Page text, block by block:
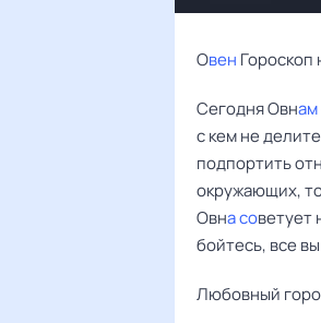
Овен Гороскоп
Сегодня Овнам
с кем не
подпортить
окружающих,
Овна советует
бойтесь, все
Любовный